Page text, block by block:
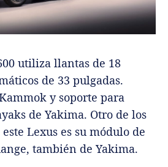
utiliza llantas de 18
de 33 pulgadas.
y soporte para
de Yakima. Otro de los
Lexus es su módulo de
también de Yakima.